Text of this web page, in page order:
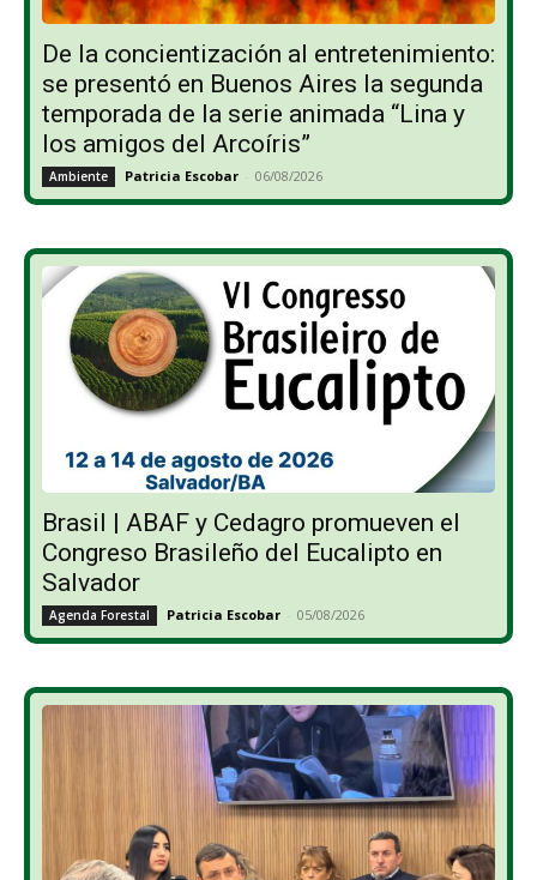
De la concientización al entretenimiento:
se presentó en Buenos Aires la segunda
temporada de la serie animada “Lina y
los amigos del Arcoíris”
Ambiente Patricia Escobar - 06/08/2026
Brasil | ABAF y Cedagro promueven el
Congreso Brasileño del Eucalipto en
Salvador
Agenda Forestal Patricia Escobar - 05/08/2026